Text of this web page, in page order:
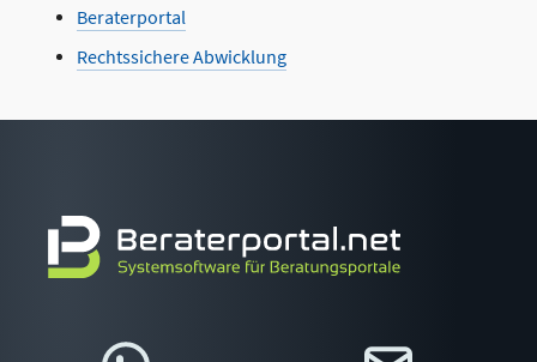
Beraterportal
Rechtssichere Abwicklung